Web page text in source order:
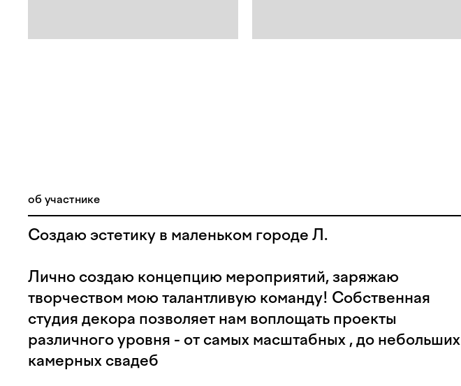
об участнике
Создаю эстетику в маленьком городе Л.
Лично создаю концепцию мероприятий, заряжаю
творчеством мою талантливую команду! Собственная
студия декора позволяет нам воплощать проекты
различного уровня - от самых масштабных , до небольших
камерных свадеб